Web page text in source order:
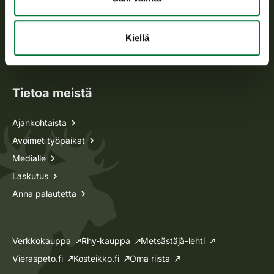
Kiellä
Metsästyskortti-asiat
Lupa-asiat
Tietoa meistä
Ajankohtaista
Avoimet työpaikat
Medialle
Laskutus
Anna palautetta
Verkkokauppa Rhy-kauppa
Metsästäjä-lehti
Vieraspeto.fi
Kosteikko.fi Oma riista